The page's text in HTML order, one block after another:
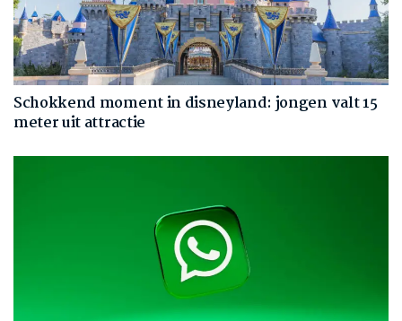
Schokkend moment in disneyland: jongen valt 15
meter uit attractie